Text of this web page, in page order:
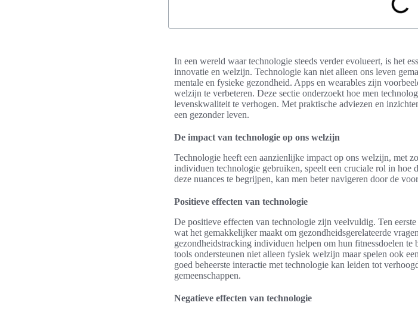
In een wereld waar technologie steeds verder evolueert, is het
innovatie en welzijn. Technologie kan niet alleen ons leven
mentale en fysieke gezondheid. Apps en wearables zijn
welzijn te verbeteren. Deze sectie onderzoekt hoe men
levenskwaliteit te verhogen. Met praktische adviezen en
een gezonder leven.
De impact van technologie op ons welzijn
Technologie heeft een aanzienlijke impact op ons welzijn, met
individuen technologie gebruiken, speelt een cruciale rol in hoe
deze nuances te begrijpen, kan men beter navigeren door de
Positieve effecten van technologie
De positieve effecten van technologie zijn veelvuldig. Ten
wat het gemakkelijker maakt om gezondheidsgerelateerde
gezondheidstracking individuen helpen om hun fitnessdoelen te
tools ondersteunen niet alleen fysiek welzijn maar spelen ook
goed beheerste interactie met technologie kan leiden tot
gemeenschappen.
Negatieve effecten van technologie